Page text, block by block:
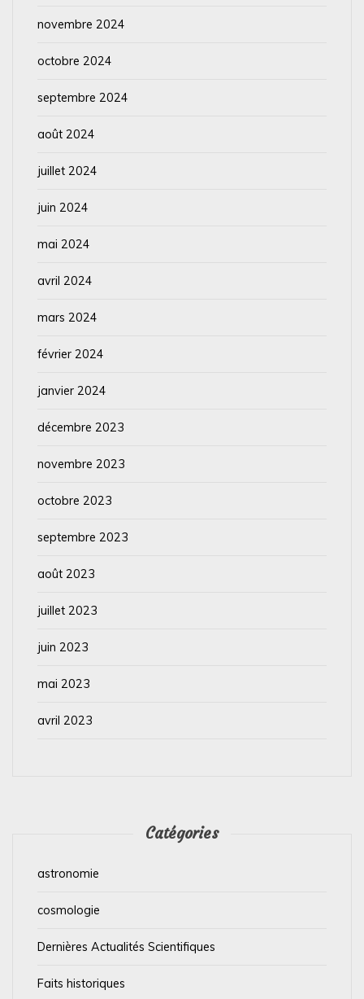
novembre 2024
octobre 2024
septembre 2024
août 2024
juillet 2024
juin 2024
mai 2024
avril 2024
mars 2024
février 2024
janvier 2024
décembre 2023
novembre 2023
octobre 2023
septembre 2023
août 2023
juillet 2023
juin 2023
mai 2023
avril 2023
Catégories
astronomie
cosmologie
Dernières Actualités Scientifiques
Faits historiques